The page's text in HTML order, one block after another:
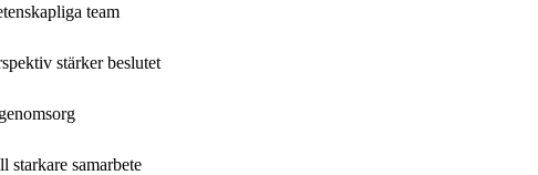
team
stärker beslutet
samarbete